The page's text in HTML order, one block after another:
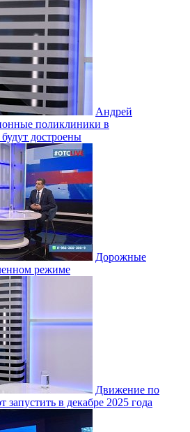
Андрей
поликлиники в
достроены
Дорожные
режиме
Движение по
в декабре 2025 года